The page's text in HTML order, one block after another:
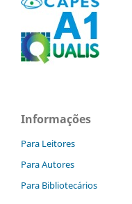
Informações
Para Leitores
Para Autores
Para Bibliotecários